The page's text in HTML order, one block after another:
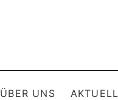
ÜBER UNS AKTUELL